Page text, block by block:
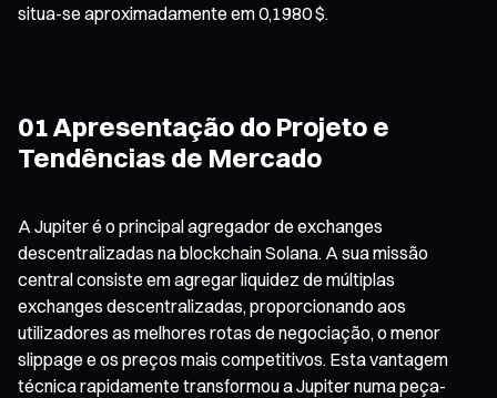
situa-se aproximadamente em 0,1980 $.
01 Apresentação do Projeto e
Tendências de Mercado
A Jupiter é o principal agregador de exchanges
descentralizadas na blockchain Solana. A sua missão
central consiste em agregar liquidez de múltiplas
exchanges descentralizadas, proporcionando aos
utilizadores as melhores rotas de negociação, o menor
slippage e os preços mais competitivos. Esta vantagem
técnica rapidamente transformou a Jupiter numa peça-